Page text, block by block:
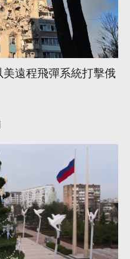
遠程飛彈系統打擊俄